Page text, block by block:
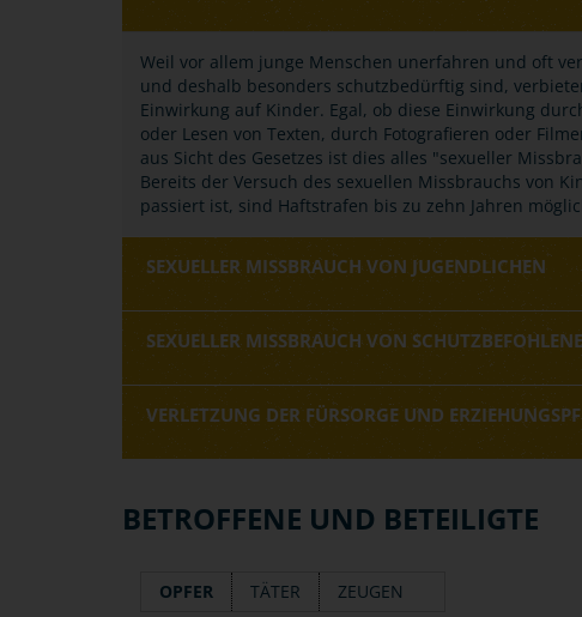
Weil vor allem junge Menschen unerfahren und oft
und deshalb besonders schutzbedürftig sind,
Einwirkung auf Kinder. Egal, ob diese Einwirkung
oder Lesen von Texten, durch Fotografieren oder
aus Sicht des Gesetzes ist dies alles "sexueller
Bereits der Versuch des sexuellen Missbrauchs von
passiert ist, sind Haftstrafen bis zu zehn Jahren
SEXUELLER MISSBRAUCH VON JUGENDLICHEN
SEXUELLER MISSBRAUCH VON
VERLETZUNG DER FÜRSORGE UND
BETROFFENE UND BETEILIGTE
OPFER TÄTER ZEUGEN